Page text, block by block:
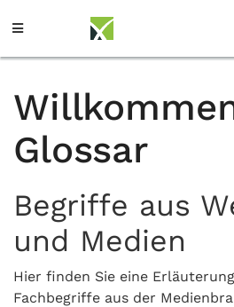
Glossar
Begriffe aus
und Medien
Hier finden Sie eine
Fachbegriffe aus der